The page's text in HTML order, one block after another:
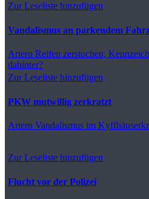
Zur Leseliste hinzufügen
Vandalismus an parkendem
Artern Reifen zerstochen,
dahinter?
Zur Leseliste hinzufügen
PKW mutwillig zerkratzt
Artern Vandalismus im
Zur Leseliste hinzufügen
Flucht vor der Polizei